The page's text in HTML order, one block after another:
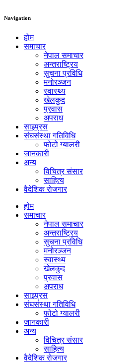
Navigation
होम
समाचार
नेपाल समाचार
अन्तराष्ट्रिय
सुचना प्रविधि
मनोरञ्जन
स्वास्थ्य
खेलकुद
प्रवास
अपराध
साइप्रस
संघसंस्था गतिविधि
फोटो ग्यालरी
जानकारी
अन्य
विचित्र संसार
साहित्य
वैदेशिक रोजगार
होम
समाचार
नेपाल समाचार
अन्तराष्ट्रिय
सुचना प्रविधि
मनोरञ्जन
स्वास्थ्य
खेलकुद
प्रवास
अपराध
साइप्रस
संघसंस्था गतिविधि
फोटो ग्यालरी
जानकारी
अन्य
विचित्र संसार
साहित्य
वैदेशिक रोजगार